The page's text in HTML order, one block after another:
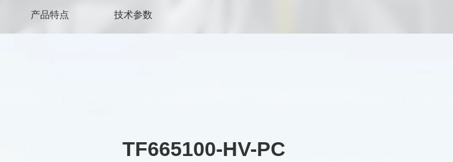
产品特点 技术参数
TF665100-HV-PC